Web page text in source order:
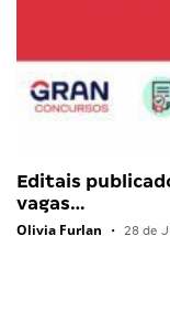
Editais
vagas…
Olivia Furlan • 28 de